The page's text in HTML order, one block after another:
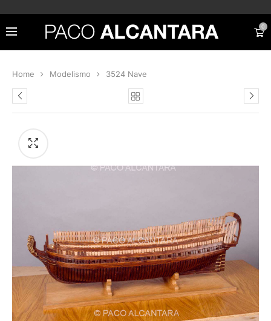
0
Home Modelismo 3524 Nave